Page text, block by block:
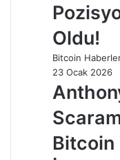
Oldu!
Bitcoin
23 Ocak 2026
Bitcoin